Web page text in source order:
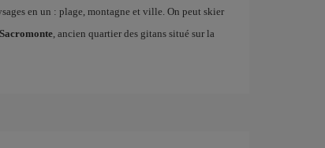
en un : plage, montagne et ville. On peut skier
Sacromonte, ancien quartier des gitans situé sur la